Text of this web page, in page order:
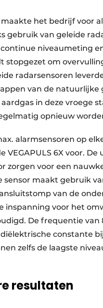
het bedrijf voor
gebruik van geleide
niveaumeting
stopgezet om
radarsensoren
van de natuurlijke
in deze vroege
opnieuw
alarmsensoren op
VEGAPULS 6X voor.
zorgen voor een
sensor maakt gebruik
van de
inspanning voor het
De frequentie van
constante
zelfs de laagste
resultaten